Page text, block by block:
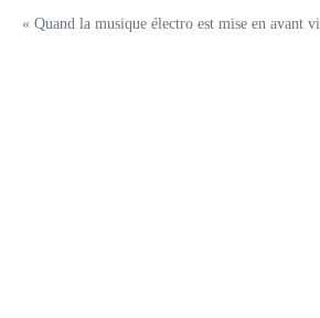
« Quand la musique électro est mise en avant